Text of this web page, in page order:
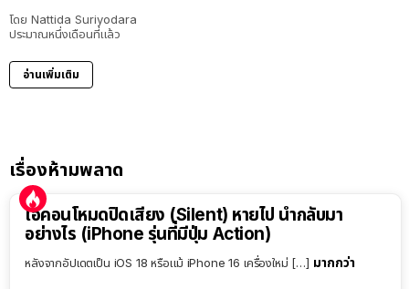
โดย Nattida Suriyodara
ประมาณหนึ่งเดือนที่แล้ว
อ่านเพิ่มเติม
เรื่องห้ามพลาด
ไอคอนโหมดปิดเสียง (Silent) หายไป นำกลับมา
อย่างไร (iPhone รุ่นที่มีปุ่ม Action)
หลังจากอัปเดตเป็น iOS 18 หรือแม้ iPhone 16 เครื่องใหม่ […] มากกว่า